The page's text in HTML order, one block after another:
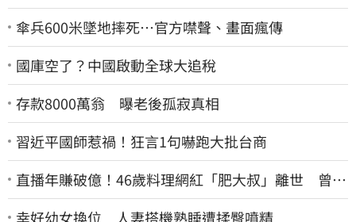
傘兵600米墜地摔死…官方噤聲、畫面瘋傳
國庫空了？中國啟動全球大追稅
存款8000萬翁 曝老後孤寂真相
習近平國師惹禍！狂言1句嚇跑大批台商
直播年賺破億！46歲料理網紅「肥大叔」離世 曾連
播17小時辛酸面曝
幸好幼女換位 人妻搭機熟睡遭揉臀噴精